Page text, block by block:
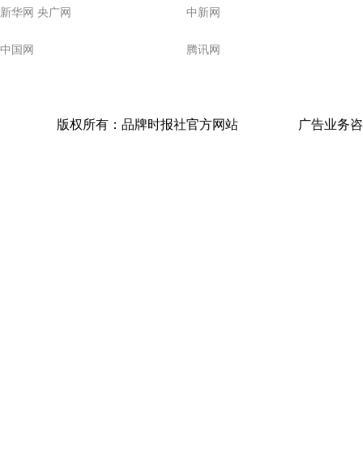
新华网 央广网 中新网
中国网 腾讯网
版权所有：品牌时报社官方网站 广告业务